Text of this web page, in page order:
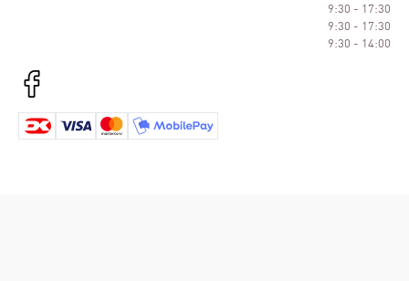
9:30 - 17:30
9:30 - 17:30
9:30 - 14:00